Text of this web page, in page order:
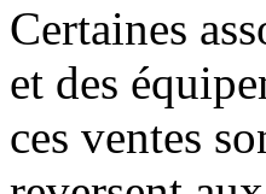
Certaines
et des
ces ventes